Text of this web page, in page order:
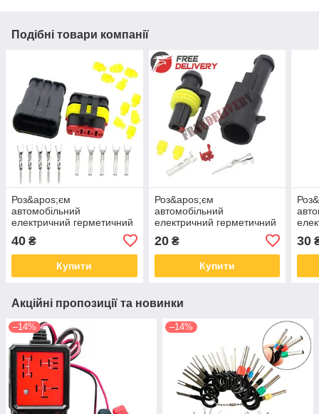
Подібні товари компанії
Роз&apos;єм
автомобільний
електричний герметичний
DJ7051-1.5 комплект 5pin
40 ₴
Купити
Роз&apos;єм
автомобільний
електричний герметичний
DJ7011-1.5 комплект 1pin
20₴
Купити
30
Акційні пропозиції та новинки
–14% –14%